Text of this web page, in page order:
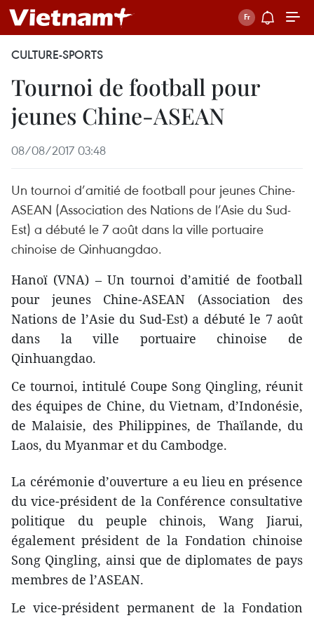
CULTURE-SPORTS
Tournoi de football pour
jeunes Chine-ASEAN
08/08/2017 03:48
Un tournoi d’amitié de football pour jeunes Chine-
ASEAN (Association des Nations de l’Asie du Sud-
Est) a débuté le 7 août dans la ville portuaire
chinoise de Qinhuangdao.
Hanoï (VNA) – Un tournoi d’amitié de football
pour jeunes Chine-ASEAN (Association des
Nations de l’Asie du Sud-Est) a débuté le 7 août
dans la ville portuaire chinoise de
Qinhuangdao.
Ce tournoi, intitulé Coupe Song Qingling, réunit
des équipes de Chine, du Vietnam, d’Indonésie,
de Malaisie, des Philippines, de Thaïlande, du
Laos, du Myanmar et du Cambodge.
La cérémonie d’ouverture a eu lieu en présence
du vice-président de la Conférence consultative
politique du peuple chinois, Wang Jiarui,
également président de la Fondation chinoise
Song Qingling, ainsi que de diplomates de pays
membres de l’ASEAN.
Le vice-président permanent de la Fondation